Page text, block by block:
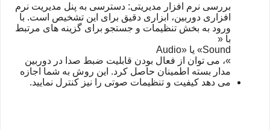
بررسی نرم افزار مدیریتی: دسترسی به پنل مدیریت نرم
افزاری دوربین، ابزاری دقیق برای این تشخیص است. با
ورود به بخش تنظیمات و جستجو برای گزینه های مرتبط
با «
Audio» یا «Sound
»، می توان از فعال بودن قابلیت ضبط صدا در دوربین
مدار بسته اطمینان حاصل کرد. این روش به شما اجازه
می دهد کیفیت و تنظیمات صوتی را نیز کنترل نمایید.